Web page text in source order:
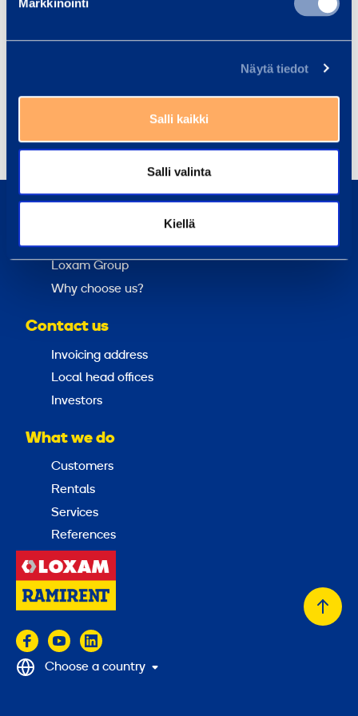
Markkinointi
Näytä tiedot
Salli kaikki
Salli valinta
Kiellä
The main media
Sustainability
Loxam Group
Why choose us?
Contact us
Invoicing address
Local head offices
Investors
What we do
Customers
Rentals
Services
References
Back
Choose a country